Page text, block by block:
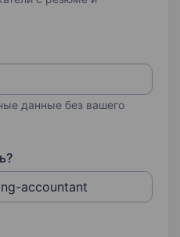
данные без вашего